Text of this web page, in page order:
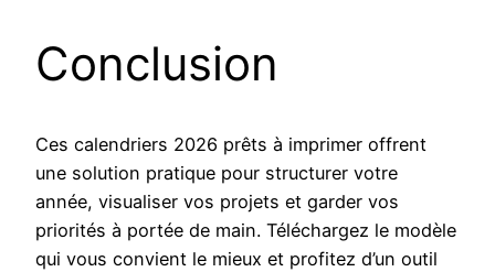
Conclusion
Ces calendriers 2026 prêts à imprimer offrent
une solution pratique pour structurer votre
année, visualiser vos projets et garder vos
priorités à portée de main. Téléchargez le modèle
qui vous convient le mieux et profitez d’un outil